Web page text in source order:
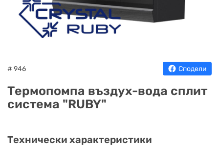
ДЪРВА
ПЕЛЕТИ
# 946 Сподели
Термопомпа въздух-вода сплит
система "RUBY"
Технически характеристики